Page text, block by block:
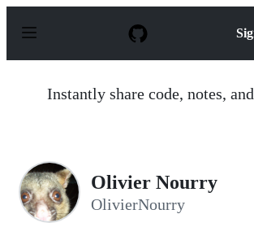
p
Instantly share code, notes,
Olivier Nourry
OlivierNourry